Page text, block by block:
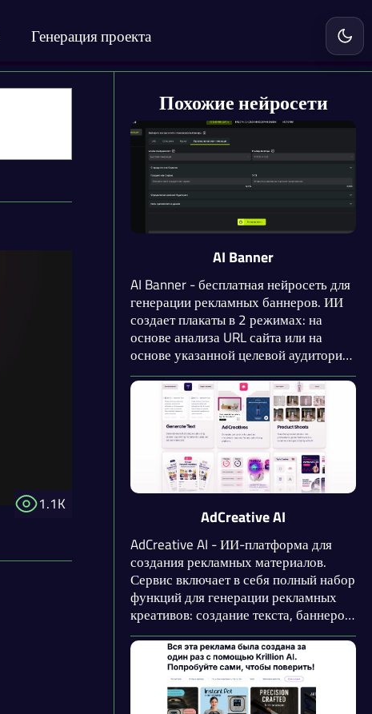
Генерация проекта
1.1K
Похожие нейросети
AI Banner
AI Banner - бесплатная нейросеть для
генерации рекламных баннеров. ИИ
создает плакаты в 2 режимах: на
основе анализа URL сайта или на
основе указанной целевой аудитории
и пожеланий. Доступен выбор стиля
изображения. Нейросеть создает
рекламные баннеры,
оптимизированные для РСЯ и VK Ads.
AdCreative AI
AdCreative AI - ИИ-платформа для
создания рекламных материалов.
Сервис включает в себя полный набор
функций для генерации рекламных
креативов: создание текста, баннеров
и плакатов, фотосессия товаров,
инструменты для оценки и анализа
рекламной компании. Присутствует
интеграция с популярными
рекламными площадками.